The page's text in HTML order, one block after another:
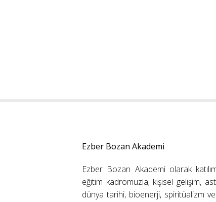
Ezber Bozan Akademi
Ezber Bozan Akademi olarak
eğitim kadromuzla; kişisel gelişim,
dünya tarihi, bioenerji, spiritüalizm